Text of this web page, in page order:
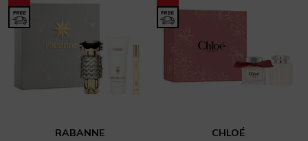
RABANNE
CHLOÉ